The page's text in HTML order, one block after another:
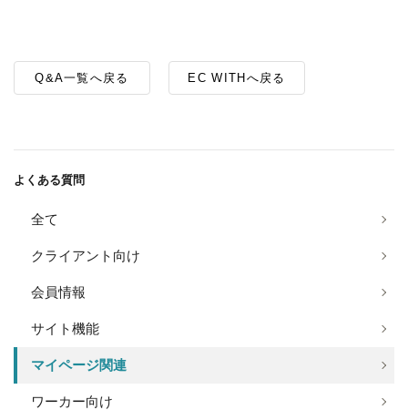
よくある質問
全て
クライアント向け
会員情報
サイト機能
マイページ関連
ワーカー向け
Q&A一覧へ戻る EC WITHへ戻る